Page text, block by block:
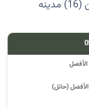
مكشات جو
مكشات جو (الرصف)